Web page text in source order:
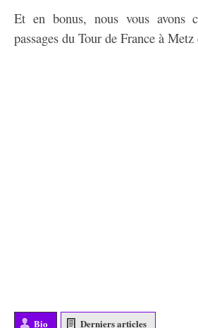
Et en bonus, nous vous avons
passages du Tour de France à
Bio Derniers articles